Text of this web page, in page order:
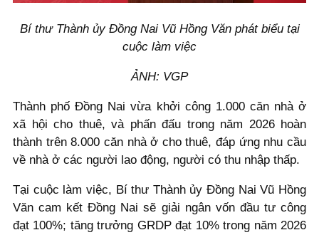
Bí thư Thành ủy Đồng Nai Vũ Hồng Văn phát biểu tại
cuộc làm việc
ẢNH: VGP
Thành phố Đồng Nai vừa khởi công 1.000 căn nhà ở
xã hội cho thuê, và phấn đấu trong năm 2026 hoàn
thành trên 8.000 căn nhà ở cho thuê, đáp ứng nhu cầu
về nhà ở các người lao động, người có thu nhập thấp.
Tại cuộc làm việc, Bí thư Thành ủy Đồng Nai Vũ Hồng
Văn cam kết Đồng Nai sẽ giải ngân vốn đầu tư công
đạt 100%; tăng trưởng GRDP đạt 10% trong năm 2026